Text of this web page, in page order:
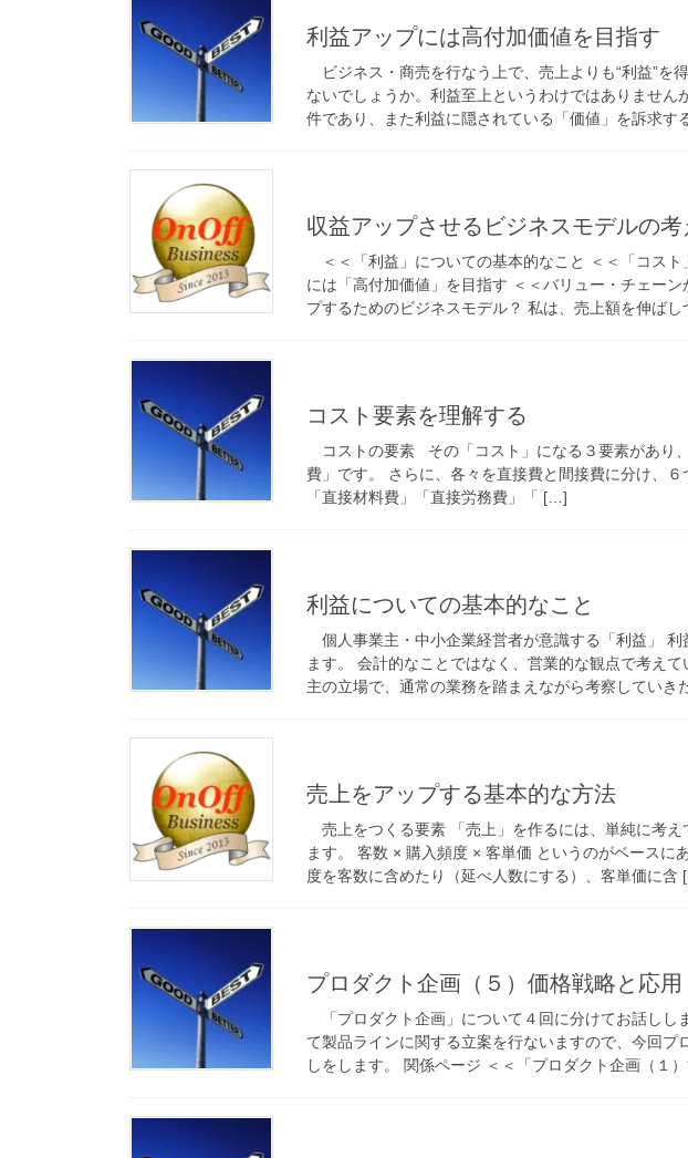
利益アップには高付加価値を目指す
ビジネス・商売を行なう上で、売上よりも“利益”を
ないでしょうか。利益至上というわけではありません
件であり、また利益に隠されている「価値」を訴求す
収益アップさせるビジネスモデルの考
＜＜「利益」についての基本的なこと ＜＜「コス
には「高付加価値」を目指す ＜＜バリュー・チェー
プするためのビジネスモデル？ 私は、売上額を伸ば
コスト要素を理解する
コストの要素 その「コスト」になる３要素があり
費」です。 さらに、各々を直接費と間接費に分け、
「直接材料費」「直接労務費」「 […]
利益についての基本的なこと
個人事業主・中小企業経営者が意識する「利益」
ます。 会計的なことではなく、営業的な観点で考え
主の立場で、通常の業務を踏まえながら考察していき
売上をアップする基本的な方法
売上をつくる要素 「売上」を作るには、単純に考
ます。 客数 × 購入頻度 × 客単価 というのがベース
度を客数に含めたり（延べ人数にする）、客単価に含
プロダクト企画（５）価格戦略と応用
「プロダクト企画」について４回に分けてお話し
て製品ラインに関する立案を行ないますので、今回プ
しをします。 関係ページ ＜＜「プロダクト企画（１